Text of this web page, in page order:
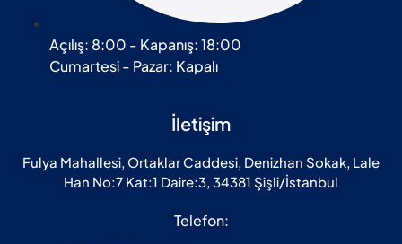
Açılış: 8:00 - Kapanış: 18:00
Cumartesi - Pazar: Kapalı
İletişim
Fulya Mahallesi, Ortaklar Caddesi, Denizhan Sokak, Lale
Han No:7 Kat:1 Daire:3, 34381 Şişli/İstanbul
Telefon: